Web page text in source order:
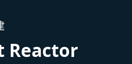
Reactor